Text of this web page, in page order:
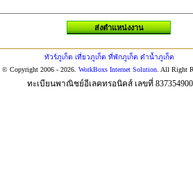
ทัวร์ภูเก็ต เที่ยวภูเก็ต ที่พักภูเก็ต ดำน้ำภูเก็ต
© Copyright 2006 - 2026. WorkBoxs Internet Solution. All Right
ทะเบียนพาณิชย์อีเลคทรอนิคส์ เลขที่